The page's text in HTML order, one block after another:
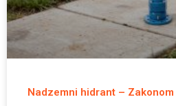
Nadzemni hidrant –